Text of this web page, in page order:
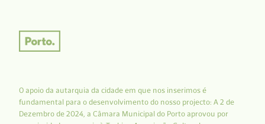
O apoio da autarquia da cidade em que nos inserimos é
fundamental para o desenvolvimento do nosso projecto: A 2 de
Dezembro de 2024, a Câmara Municipal do Porto aprovou por